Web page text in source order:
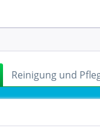
Reinigung und